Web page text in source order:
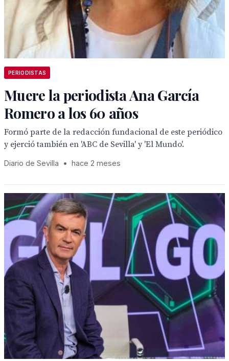
PERIODISTAS
Muere la periodista Ana García
Romero a los 60 años
Formó parte de la redacción fundacional de este periódico
y ejerció también en 'ABC de Sevilla' y 'El Mundo'.
Diario de Sevilla • hace 2 meses